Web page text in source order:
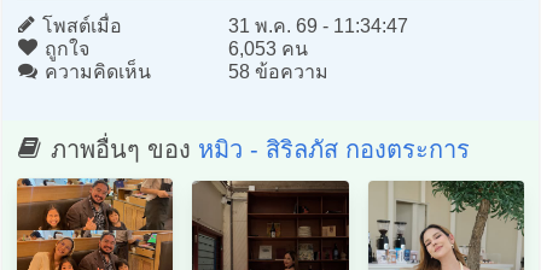
โพสต์เมื่อ
31 พ.ค. 69 - 11:34:47
ถูกใจ
6,053 คน
ความคิดเห็น
58 ข้อความ
ภาพอื่นๆ ของ หมิว - สิริลภัส กองตระการ